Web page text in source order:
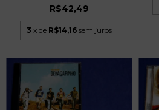
R$42,49
3 x de R$14,16 sem juros